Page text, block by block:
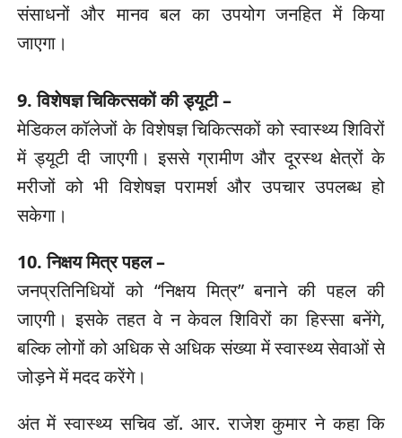
संसाधनों और मानव बल का उपयोग जनहित में किया
जाएगा।
9. विशेषज्ञ चिकित्सकों की ड्यूटी –
मेडिकल कॉलेजों के विशेषज्ञ चिकित्सकों को स्वास्थ्य शिविरों
में ड्यूटी दी जाएगी। इससे ग्रामीण और दूरस्थ क्षेत्रों के
मरीजों को भी विशेषज्ञ परामर्श और उपचार उपलब्ध हो
सकेगा।
10. निक्षय मित्र पहल –
जनप्रतिनिधियों को “निक्षय मित्र” बनाने की पहल की
जाएगी। इसके तहत वे न केवल शिविरों का हिस्सा बनेंगे,
बल्कि लोगों को अधिक से अधिक संख्या में स्वास्थ्य सेवाओं से
जोड़ने में मदद करेंगे।
अंत में स्वास्थ्य सचिव डॉ. आर. राजेश कुमार ने कहा कि